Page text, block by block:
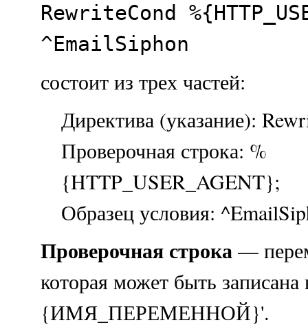
RewriteCond
^EmailSiphon
состоит из трех частей:
Директива (указание):
Проверочная строка: %
{HTTP_USER_AGENT};
Образец условия:
Проверочная строка —
которая может быть
{ИМЯ_ПЕРЕМЕННОЙ}'.